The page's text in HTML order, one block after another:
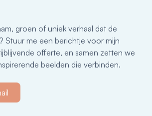
groen of uniek verhaal dat de
Stuur me een berichtje voor mijn
offerte, en samen zetten we
beelden die verbinden.